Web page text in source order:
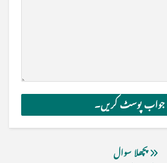
پچھلا سوال